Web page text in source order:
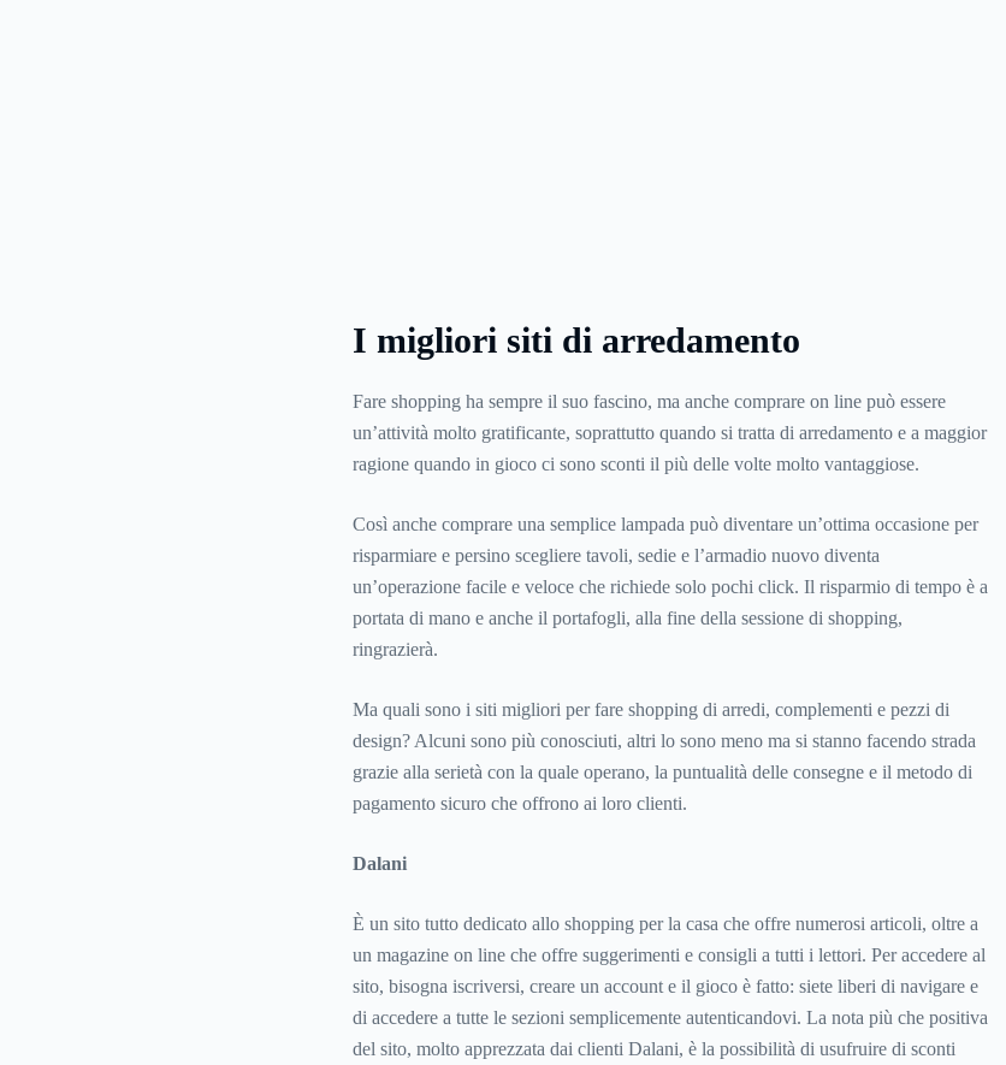
I migliori siti di arredamento
Fare shopping ha sempre il suo fascino, ma anche comprare on line può essere
un’attività molto gratificante, soprattutto quando si tratta di arredamento e a maggior
ragione quando in gioco ci sono sconti il più delle volte molto vantaggiose.
Così anche comprare una semplice lampada può diventare un’ottima occasione per
risparmiare e persino scegliere tavoli, sedie e l’armadio nuovo diventa
un’operazione facile e veloce che richiede solo pochi click. Il risparmio di tempo è a
portata di mano e anche il portafogli, alla fine della sessione di shopping,
ringrazierà.
Ma quali sono i siti migliori per fare shopping di arredi, complementi e pezzi di
design? Alcuni sono più conosciuti, altri lo sono meno ma si stanno facendo strada
grazie alla serietà con la quale operano, la puntualità delle consegne e il metodo di
pagamento sicuro che offrono ai loro clienti.
Dalani
È un sito tutto dedicato allo shopping per la casa che offre numerosi articoli, oltre a
un magazine on line che offre suggerimenti e consigli a tutti i lettori. Per accedere al
sito, bisogna iscriversi, creare un account e il gioco è fatto: siete liberi di navigare e
di accedere a tutte le sezioni semplicemente autenticandovi. La nota più che positiva
del sito, molto apprezzata dai clienti Dalani, è la possibilità di usufruire di sconti